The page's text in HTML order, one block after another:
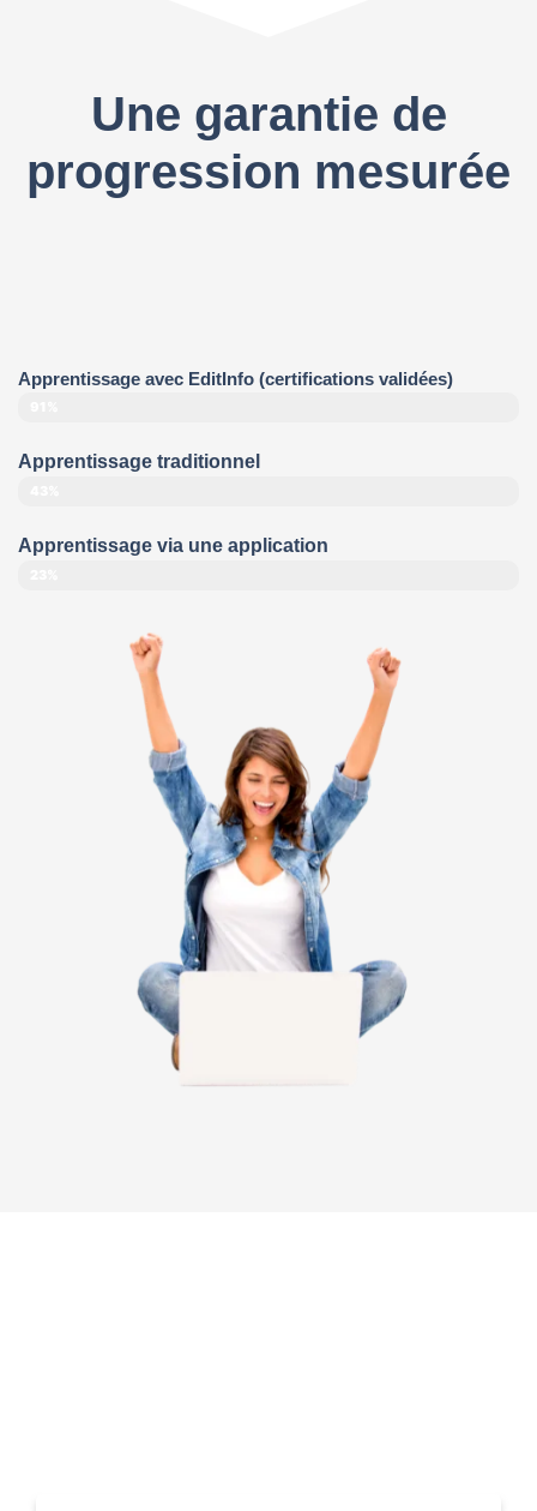
Une garantie de
progression mesurée
Apprentissage avec EditInfo (certifications validées)
Apprentissage traditionnel
Apprentissage via une application